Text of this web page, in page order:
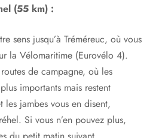
(55 km) :
sens jusqu’à Tréméreuc, où vous
la Vélomaritime (Eurovélo 4).
de campagne, où les
importants mais restent
jambes vous en disent,
Si vous n’en pouvez plus,